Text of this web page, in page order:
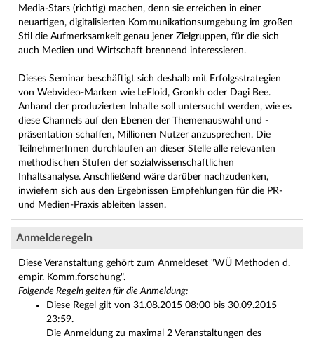
Media-Stars (richtig) machen, denn sie erreichen in einer
neuartigen, digitalisierten Kommunikationsumgebung im großen
Stil die Aufmerksamkeit genau jener Zielgruppen, für die sich
auch Medien und Wirtschaft brennend interessieren.
Dieses Seminar beschäftigt sich deshalb mit Erfolgsstrategien
von Webvideo-Marken wie LeFloid, Gronkh oder Dagi Bee.
Anhand der produzierten Inhalte soll untersucht werden, wie es
diese Channels auf den Ebenen der Themenauswahl und -
präsentation schaffen, Millionen Nutzer anzusprechen. Die
TeilnehmerInnen durchlaufen an dieser Stelle alle relevanten
methodischen Stufen der sozialwissenschaftlichen
Inhaltsanalyse. Anschließend wäre darüber nachzudenken,
inwiefern sich aus den Ergebnissen Empfehlungen für die PR-
und Medien-Praxis ableiten lassen.
Anmelderegeln
Diese Veranstaltung gehört zum Anmeldeset "WÜ Methoden d.
empir. Komm.forschung".
Folgende Regeln gelten für die Anmeldung:
Diese Regel gilt von 31.08.2015 08:00 bis 30.09.2015
23:59.
Die Anmeldung zu maximal 2 Veranstaltungen des